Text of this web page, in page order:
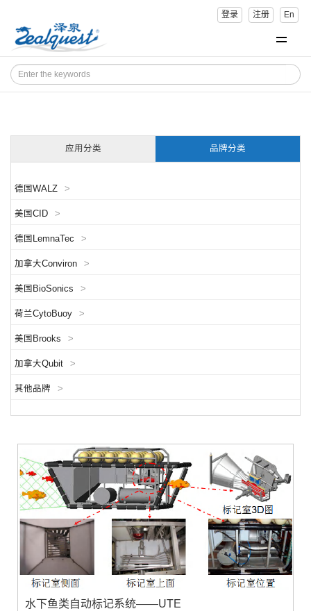
登录 注册 En
应用分类 品牌分类
德国WALZ >
美国CID >
德国LemnaTec >
加拿大Conviron >
美国BioSonics >
荷兰CytoBuoy >
美国Brooks >
加拿大Qubit >
其他品牌 >
水下鱼类自动标记系统——UTE